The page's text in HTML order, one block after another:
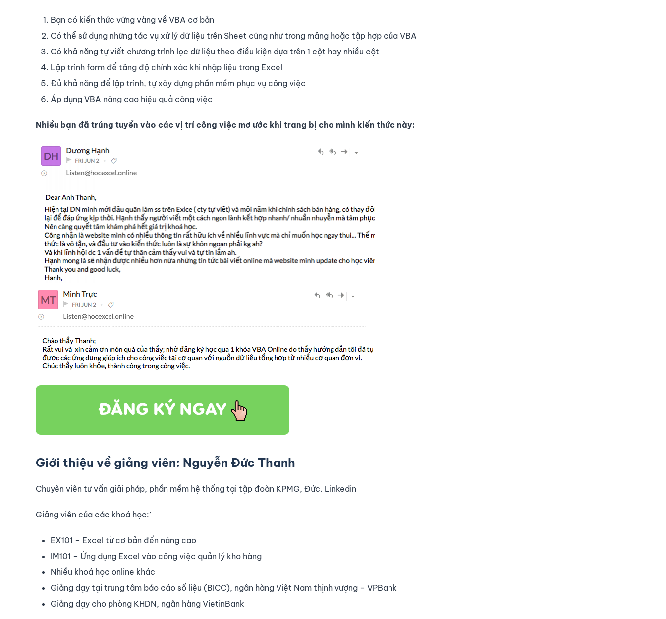
Bạn có kiến thức vững vàng về VBA cơ bản
Có thể sử dụng những tác vụ xử lý dữ liệu trên Sheet cũng như trong mảng hoặc tập hợp của VBA
Có khả năng tự viết chương trình lọc dữ liệu theo điều kiện dựa trên 1 cột hay nhiều cột
Lập trình form để tăng độ chính xác khi nhập liệu trong Excel
Đủ khả năng để lập trình, tự xây dựng phần mềm phục vụ công việc
Áp dụng VBA nâng cao hiệu quả công việc
Nhiều bạn đã trúng tuyển vào các vị trí công việc mơ ước khi trang bị cho mình kiến thức này:
Giới thiệu về giảng viên: Nguyễn Đức Thanh
Chuyên viên tư vấn giải pháp, phần mềm hệ thống tại tập đoàn KPMG, Đức. Linkedin
Giảng viên của các khoá học:’
EX101 – Excel từ cơ bản đến nâng cao
IM101 – Ứng dụng Excel vào công việc quản lý kho hàng
Nhiều khoá học online khác
Giảng dạy tại trung tâm báo cáo số liệu (BICC), ngân hàng Việt Nam thịnh vượng – VPBank
Giảng dạy cho phòng KHDN, ngân hàng VietinBank